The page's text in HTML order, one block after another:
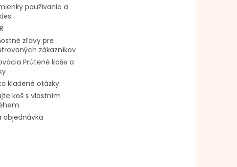
používania a
zľavy pre
zákazníkov
Prútené koše a
kladené otázky
koš s vlastním
objednávka